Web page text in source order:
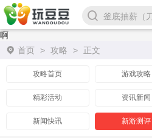
啊
首页 > 攻略 > 正文
攻略首页 游戏攻略
精彩活动 资讯新闻
新闻快讯 新游测评